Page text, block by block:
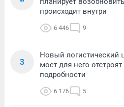
происходит внутри
6 446 9
3
Новый логистический
мост для него
подробности
6 176 5